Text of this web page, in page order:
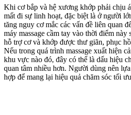
Khi cơ bắp và hệ xương khớp phải chịu
mất đi sự linh hoạt, đặc biệt là ở người
tăng nguy cơ mắc các vấn đề liên quan
máy massage cầm tay vào thời điểm này
hỗ trợ cơvà khớp được thư giãn, phục
Nếu trong quá trình massage xuất hiện
khu vực nào đó, đây có thể là dấu hiệu
quan tâm nhiều hơn. Người dùng nên
hợp để mang lại hiệu quả chăm sóc tối